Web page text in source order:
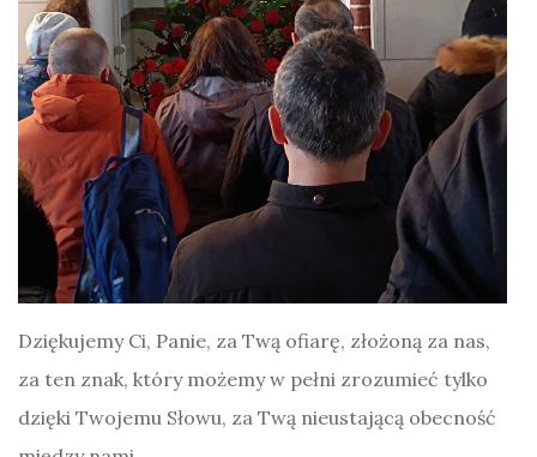
Dziękujemy Ci, Panie, za Twą ofiarę, złożoną za nas,
za ten znak, który możemy w pełni zrozumieć tylko
dzięki Twojemu Słowu, za Twą nieustającą obecność